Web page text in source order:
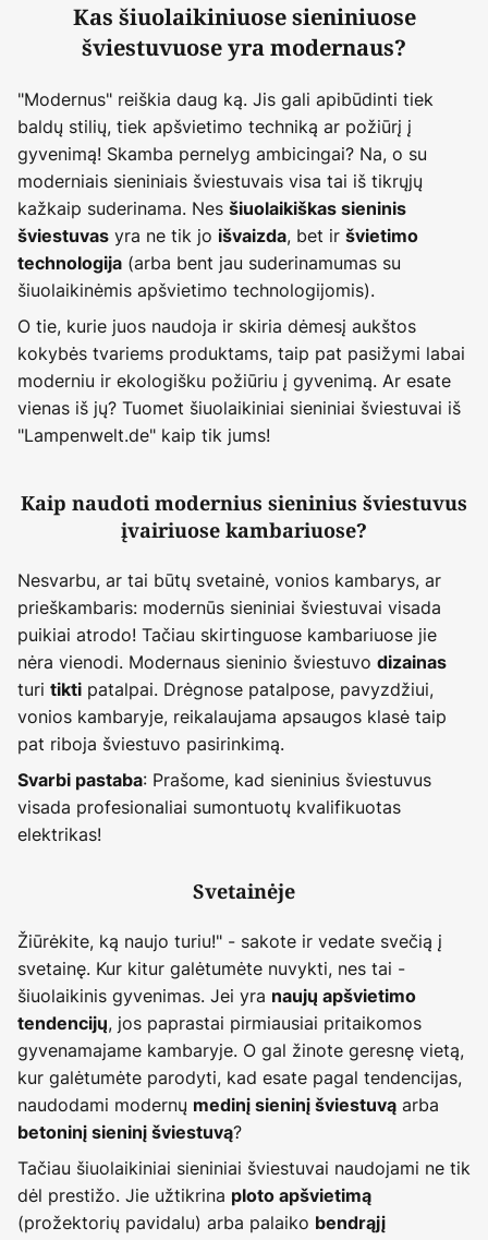
Kas šiuolaikiniuose sieniniuose
šviestuvuose yra modernaus?
"Modernus" reiškia daug ką. Jis gali apibūdinti tiek
baldų stilių, tiek apšvietimo techniką ar požiūrį į
gyvenimą! Skamba pernelyg ambicingai? Na, o su
moderniais sieniniais šviestuvais visa tai iš tikrųjų
kažkaip suderinama. Nes šiuolaikiškas sieninis
šviestuvas yra ne tik jo išvaizda, bet ir švietimo
technologija (arba bent jau suderinamumas su
šiuolaikinėmis apšvietimo technologijomis).
O tie, kurie juos naudoja ir skiria dėmesį aukštos
kokybės tvariems produktams, taip pat pasižymi labai
moderniu ir ekologišku požiūriu į gyvenimą. Ar esate
vienas iš jų? Tuomet šiuolaikiniai sieniniai šviestuvai iš
"Lampenwelt.de" kaip tik jums!
Kaip naudoti modernius sieninius šviestuvus
įvairiuose kambariuose?
Nesvarbu, ar tai būtų svetainė, vonios kambarys, ar
prieškambaris: modernūs sieniniai šviestuvai visada
puikiai atrodo! Tačiau skirtinguose kambariuose jie
nėra vienodi. Modernaus sieninio šviestuvo dizainas
turi tikti patalpai. Drėgnose patalpose, pavyzdžiui,
vonios kambaryje, reikalaujama apsaugos klasė taip
pat riboja šviestuvo pasirinkimą.
Svarbi pastaba: Prašome, kad sieninius šviestuvus
visada profesionaliai sumontuotų kvalifikuotas
elektrikas!
Svetainėje
Žiūrėkite, ką naujo turiu!" - sakote ir vedate svečią į
svetainę. Kur kitur galėtumėte nuvykti, nes tai -
šiuolaikinis gyvenimas. Jei yra naujų apšvietimo
tendencijų, jos paprastai pirmiausiai pritaikomos
gyvenamajame kambaryje. O gal žinote geresnę vietą,
kur galėtumėte parodyti, kad esate pagal tendencijas,
naudodami modernų medinį sieninį šviestuvą arba
betoninį sieninį šviestuvą?
Tačiau šiuolaikiniai sieniniai šviestuvai naudojami ne tik
dėl prestižo. Jie užtikrina ploto apšvietimą
(prožektorių pavidalu) arba palaiko bendrąjį